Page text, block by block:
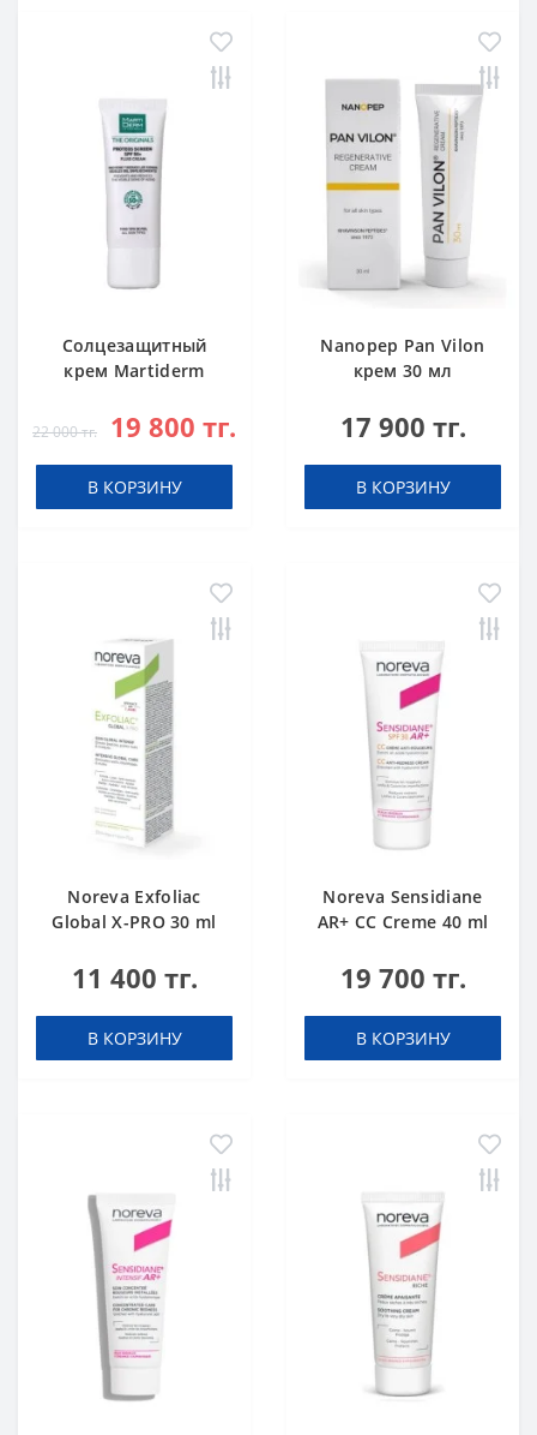
Cолцезащитный
крем Martiderm
SPF50+ 40 мл
22 000 тг. 19 800 тг.
В КОРЗИНУ
Nanopep Pan Vilon
крем 30 мл
17 900 тг.
В КОРЗИНУ
Noreva Exfoliac
Global X-PRO 30 ml
11 400 тг.
В КОРЗИНУ
Noreva Sensidiane
AR+ CC Creme 40 ml
19 700 тг.
В КОРЗИНУ